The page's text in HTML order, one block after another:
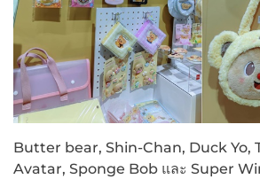
Butter bear, Shin-Chan, Duck Yo,
Avatar, Sponge Bob และ Super